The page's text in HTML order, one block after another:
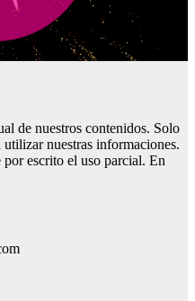
de nuestros contenidos. Solo
nuestras informaciones.
escrito el uso parcial. En